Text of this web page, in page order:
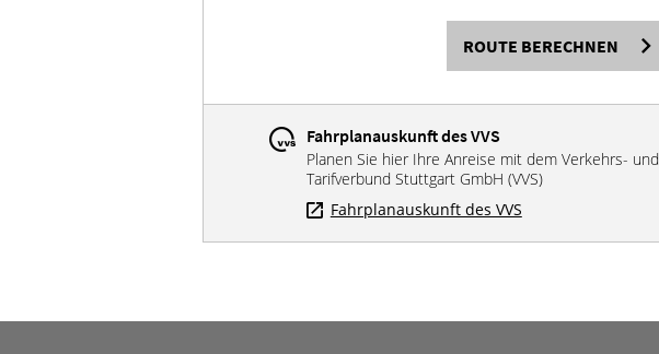
ROUTE BERECHNEN
Fahrplanauskunft des VVS
Planen Sie hier Ihre Anreise mit dem Verkehrs- und
Tarifverbund Stuttgart GmbH (VVS)
Fahrplanauskunft des VVS